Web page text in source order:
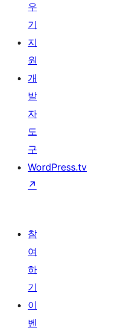
우
기
지
원
개
발
자
도
구
WordPress.tv
↗
참
여
하
기
이
벤